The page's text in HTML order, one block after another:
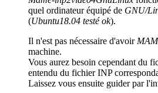
quel ordinateur équipé de GNU/
(Ubuntu18.04 testé ok).
Il n'est pas nécessaire d'avoir
machine.
Vous aurez besoin cependant du
entendu du fichier INP
Laissez vous ensuite guider par